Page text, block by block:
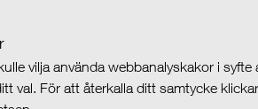
vilja använda webbanalyskakor i
val. För att återkalla ditt samtycke